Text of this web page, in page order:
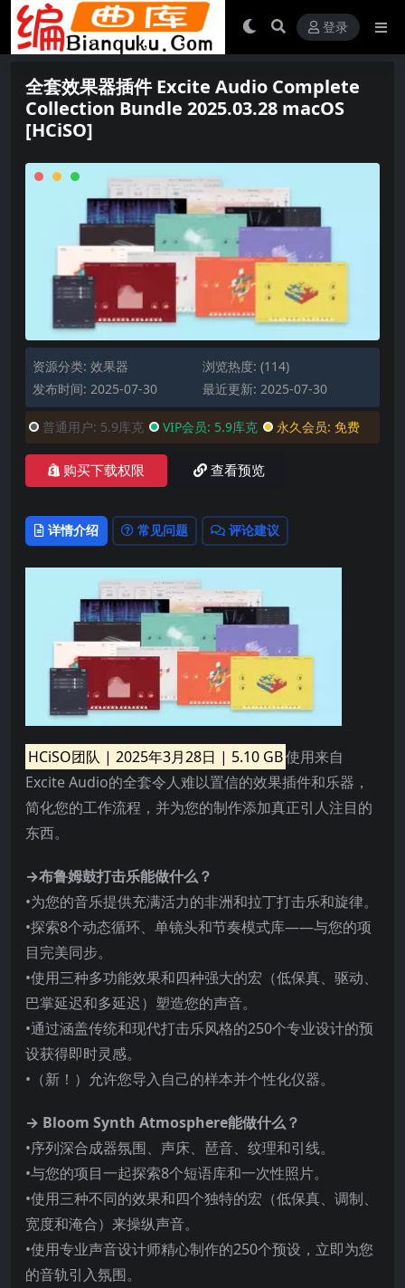
登录
全套效果器插件 Excite Audio Complete
Collection Bundle 2025.03.28 macOS
[HCiSO]
资源分类: 效果器
浏览热度: (114)
发布时间: 2025-07-30
最近更新: 2025-07-30
普通用户: 5.9库克 VIP会员: 5.9库克 永久会员: 免费
购买下载权限 查看预览
详情介绍 常见问题 评论建议
HCiSO团队 | 2025年3月28日 | 5.10 GB使用来自
Excite Audio的全套令人难以置信的效果插件和乐器，
简化您的工作流程，并为您的制作添加真正引人注目的
东西。
→布鲁姆鼓打击乐能做什么？
•为您的音乐提供充满活力的非洲和拉丁打击乐和旋律。
•探索8个动态循环、单镜头和节奏模式库——与您的项
目完美同步。
•使用三种多功能效果和四种强大的宏（低保真、驱动、
巴掌延迟和多延迟）塑造您的声音。
•通过涵盖传统和现代打击乐风格的250个专业设计的预
设获得即时灵感。
•（新！）允许您导入自己的样本并个性化仪器。
→ Bloom Synth Atmosphere能做什么？
•序列深合成器氛围、声床、琶音、纹理和引线。
•与您的项目一起探索8个短语库和一次性照片。
•使用三种不同的效果和四个独特的宏（低保真、调制、
宽度和淹合）来操纵声音。
•使用专业声音设计师精心制作的250个预设，立即为您
的音轨引入氛围。